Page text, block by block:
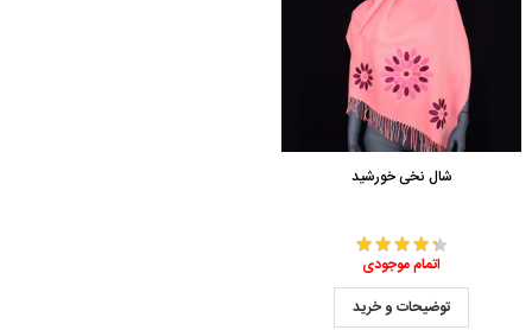
شال نخی خورشید
اتمام موجودی
توضیحات و خرید